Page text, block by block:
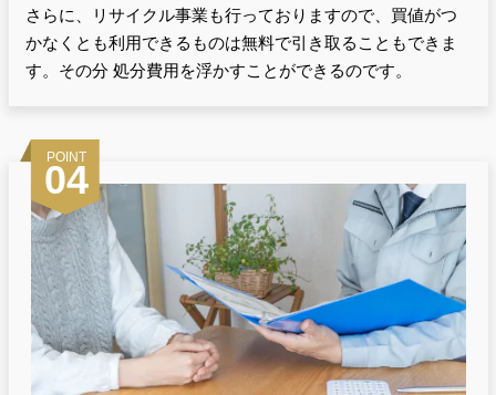
さらに、リサイクル事業も行っておりますので、買値がつ
かなくとも利用できるものは無料で引き取ることもできま
す。その分 処分費用を浮かすことができるのです。
POINT
04